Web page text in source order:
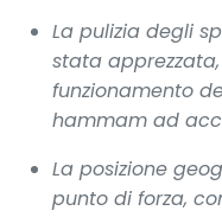
La pulizia degli
stata
funzionamento
hammam ad
La posizione
punto di forza,